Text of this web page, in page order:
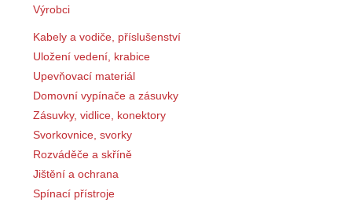
Výrobci
Kabely a vodiče, příslušenství
Uložení vedení, krabice
Upevňovací materiál
Domovní vypínače a zásuvky
Zásuvky, vidlice, konektory
Svorkovnice, svorky
Rozváděče a skříně
Jištění a ochrana
Spínací přístroje